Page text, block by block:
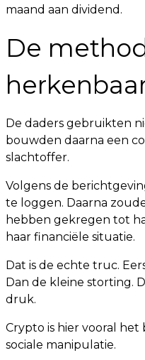
maand aan dividend.
De
De daders gebruikten
bouwden daarna een
slachtoffer.
Volgens de
te loggen. Daarna
hebben gekregen tot
haar financiële situatie.
Dat is de echte truc.
Dan de kleine storting.
druk.
Crypto is hier vooral het
sociale manipulatie.